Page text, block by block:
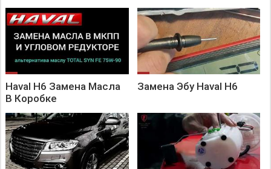
Haval H6 Замена Масла
В Коробке
Замена Эбу Haval H6